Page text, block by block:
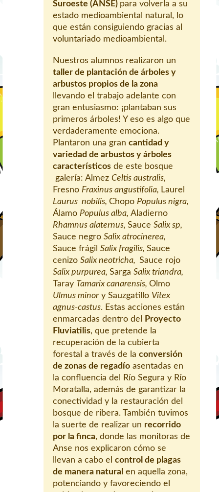
Suroeste (ANSE) para volverla a su
estado medioambiental natural, lo
que están consiguiendo gracias al
voluntariado medioambiental.
Nuestros alumnos realizaron un
taller de plantación de árboles y
arbustos propios de la zona
llevando el trabajo adelante con
gran entusiasmo: ¡plantaban sus
primeros árboles! Y eso es algo que
verdaderamente emociona.
Plantaron una gran cantidad y
variedad de arbustos y árboles
característicos de este bosque
galería: Almez Celtis australis,
Fresno Fraxinus angustifolia, Laurel
Laurus nobilis, Chopo Populus nigra,
Álamo Populus alba, Aladierno
Rhamnus alaternus, Sauce Salix sp,
Sauce negro Salix atrocinerea,
Sauce frágil Salix fragilis, Sauce
cenizo Salix neotricha, Sauce rojo
Salix purpurea, Sarga Salix triandra,
Taray Tamarix canarensis, Olmo
Ulmus minory Sauzgatillo Vitex
agnus-castus. Estas acciones están
enmarcadas dentro del
Proyecto
Fluviatilis, que pretende la
recuperación de la cubierta
forestal a través de la conversión
de zonas de regadío asentadas en
la confluencia del Río Segura y Río
Moratalla, además de garantizar la
conectividad y la restauración del
bosque de ribera. También tuvimos
la suerte de realizar un recorrido
por la finca, donde las monitoras de
Anse nos explicaron cómo se
llevan a cabo el control de plagas
de manera natural en aquella zona,
potenciando y favoreciendo el